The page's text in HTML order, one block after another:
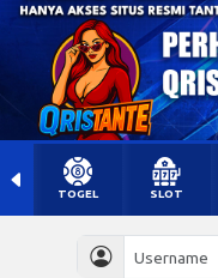
TOGEL SLOT